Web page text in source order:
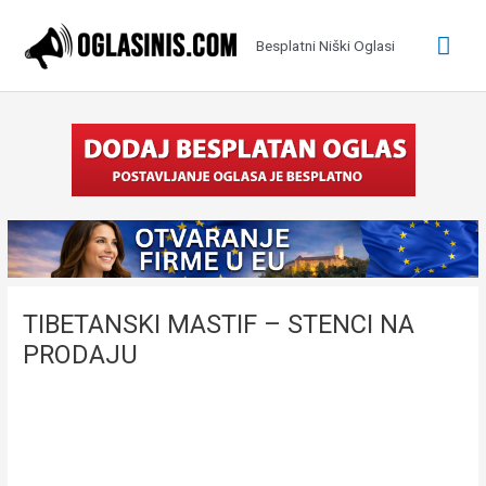
sadržaj
Besplatni Niški Oglasi
TIBETANSKI MASTIF – STENCI NA
PRODAJU